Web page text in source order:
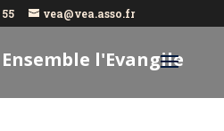
vea@vea.asso.fr
l'Evangile